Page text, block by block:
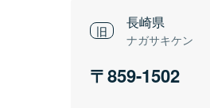
長崎県
ナガサキケン
859-1502